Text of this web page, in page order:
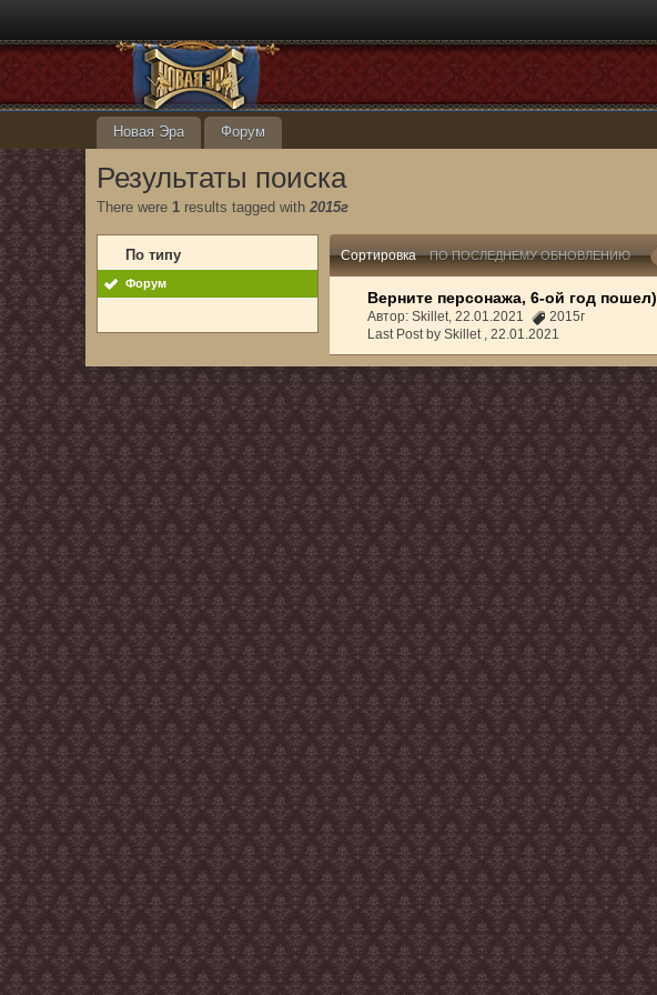
Новая Эра Форум
Результаты поиска
There were 1 results tagged with2015г
По типу
Форум
Сортировка ПО ПОСЛЕДНЕМУ ОБНОВЛЕНИЮ
Верните персонажа, 6-ой год пошел)
Автор: Skillet, 22.01.2021
2015г
Last Post by Skillet ,22.01.2021